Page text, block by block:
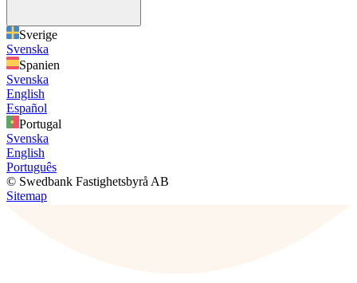
Sverige
Svenska
Spanien
Svenska
English
Español
Portugal
Svenska
English
Português
© Swedbank Fastighetsbyrå AB
Sitemap